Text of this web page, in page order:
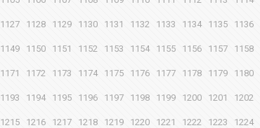
1127 1128 1129 1130 1131 1132 1133 1134 1135 1136
1149 1150 1151 1152 1153 1154 1155 1156 1157 1158
1171 1172 1173 1174 1175 1176 1177 1178 1179 1180
1193 1194 1195 1196 1197 1198 1199 1200 1201 1202
1215 1216 1217 1218 1219 1220 1221 1222 1223 1224